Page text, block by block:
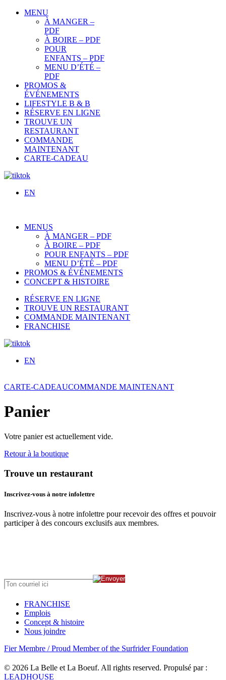
MENU
À MANGER –
PDF
À BOIRE – PDF
POUR
ENFANTS – PDF
MENU D’ÉTÉ –
PDF
PROMOS &
ÉVÉNEMENTS
LIFESTYLE B & B
RÉSERVE EN LIGNE
TROUVE UN
RESTAURANT
COMMANDE
MAINTENANT
CARTE-CADEAU
EN
MENUS
À MANGER – PDF
À BOIRE – PDF
POUR ENFANTS – PDF
MENU D’ÉTÉ – PDF
PROMOS & ÉVÉNEMENTS
CONCEPT & HISTOIRE
RÉSERVE EN LIGNE
TROUVE UN RESTAURANT
COMMANDE MAINTENANT
FRANCHISE
EN
CARTE-CADEAUCOMMANDE MAINTENANT
Panier
Votre panier est actuellement vide.
Retour à la boutique
Trouve un restaurant
Inscrivez-vous à notre infolettre
Inscrivez-vous à notre infolettre pour recevoir des offres et pouvoir
participer à des concours exclusifs aux membres.
FRANCHISE
Emplois
Concept & histoire
Nous joindre
Fier Membre / Proud Member of the Surfrider Foundation
© 2026 La Belle et La Boeuf. All rights reserved. Propulsé par :
LEADHOUSE